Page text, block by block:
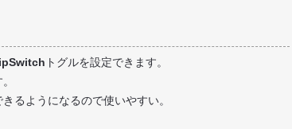
トグルを設定できます。
るようになるので使いやすい。